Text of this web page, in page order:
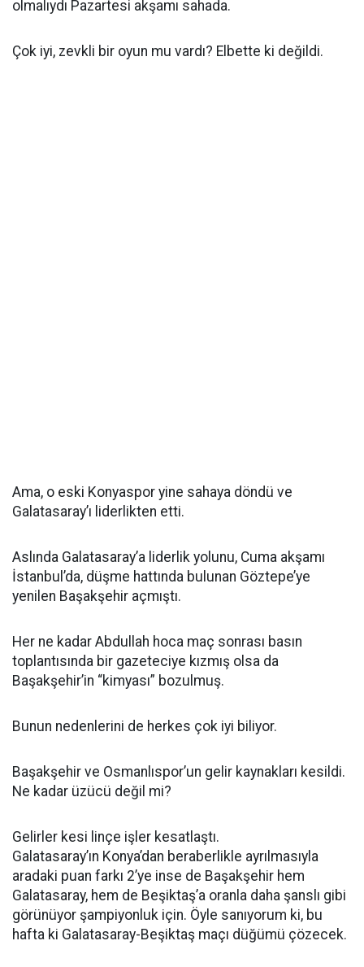
olmalıydı Pazartesi akşamı sahada.
Çok iyi, zevkli bir oyun mu vardı? Elbette ki değildi.
Ama, o eski Konyaspor yine sahaya döndü ve
Galatasaray’ı liderlikten etti.
Aslında Galatasaray’a liderlik yolunu, Cuma akşamı
İstanbul’da, düşme hattında bulunan Göztepe’ye
yenilen Başakşehir açmıştı.
Her ne kadar Abdullah hoca maç sonrası basın
toplantısında bir gazeteciye kızmış olsa da
Başakşehir’in “kimyası” bozulmuş.
Bunun nedenlerini de herkes çok iyi biliyor.
Başakşehir ve Osmanlıspor’un gelir kaynakları kesildi.
Ne kadar üzücü değil mi?
Gelirler kesi linçe işler kesatlaştı.
Galatasaray’ın Konya’dan beraberlikle ayrılmasıyla
aradaki puan farkı 2’ye inse de Başakşehir hem
Galatasaray, hem de Beşiktaş’a oranla daha şanslı gibi
görünüyor şampiyonluk için. Öyle sanıyorum ki, bu
hafta ki Galatasaray-Beşiktaş maçı düğümü çözecek.